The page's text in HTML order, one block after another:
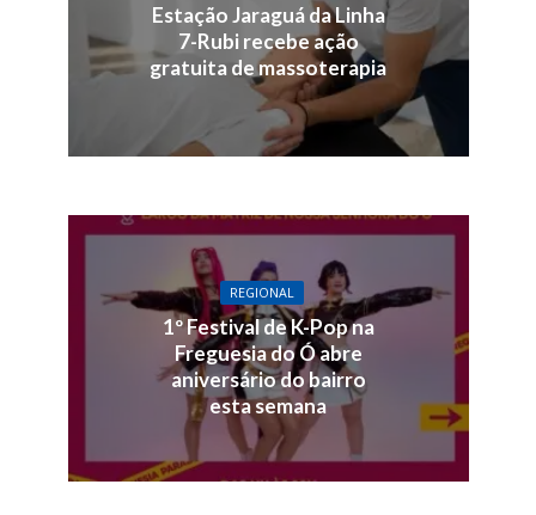
Estação Jaraguá da Linha
7-Rubi recebe ação
gratuita de massoterapia
REGIONAL
1º Festival de K-Pop na
Freguesia do Ó abre
aniversário do bairro
esta semana